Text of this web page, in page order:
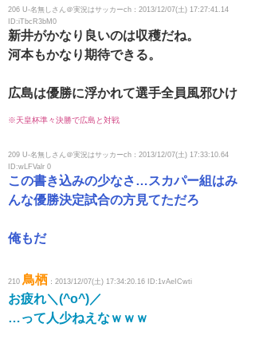
206 U-名無しさん＠実況はサッカーch：2013/12/07(土) 17:27:41.14
ID:iTbcR3bM0
新井がかなり良いのは収穫だね。
河本もかなり期待できる。
広島は優勝に浮かれて選手全員風邪ひけ
※天皇杯準々決勝で広島と対戦
209 U-名無しさん＠実況はサッカーch：2013/12/07(土) 17:33:10.64
ID:wLFValr 0
この書き込みの少なさ…スカパー組はみ
んな優勝決定試合の方見てただろ
俺もだ
210 鳥栖 ：2013/12/07(土) 17:34:20.16 ID:1vAeICwti
お疲れ＼(^o^)／
…って人少ねえなｗｗｗ